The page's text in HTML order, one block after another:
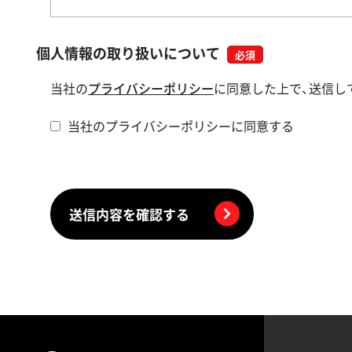
個人情報の取り扱いについて
当社のプライバシーポリシーに同意した上で、送信し
当社のプライバシーポリシーに同意する
送信内容を確認する